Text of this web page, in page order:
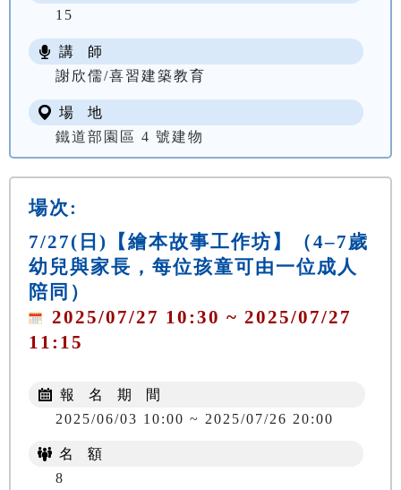
15
講 師
謝欣儒/喜習建築教育
場 地
鐵道部園區 4 號建物
場次:
7/27(日)【繪本故事工作坊】（4–7歲
幼兒與家長，每位孩童可由一位成人
陪同）
2025/07/27 10:30 ~ 2025/07/27
11:15
報 名 期 間
2025/06/03 10:00 ~ 2025/07/26 20:00
名 額
8